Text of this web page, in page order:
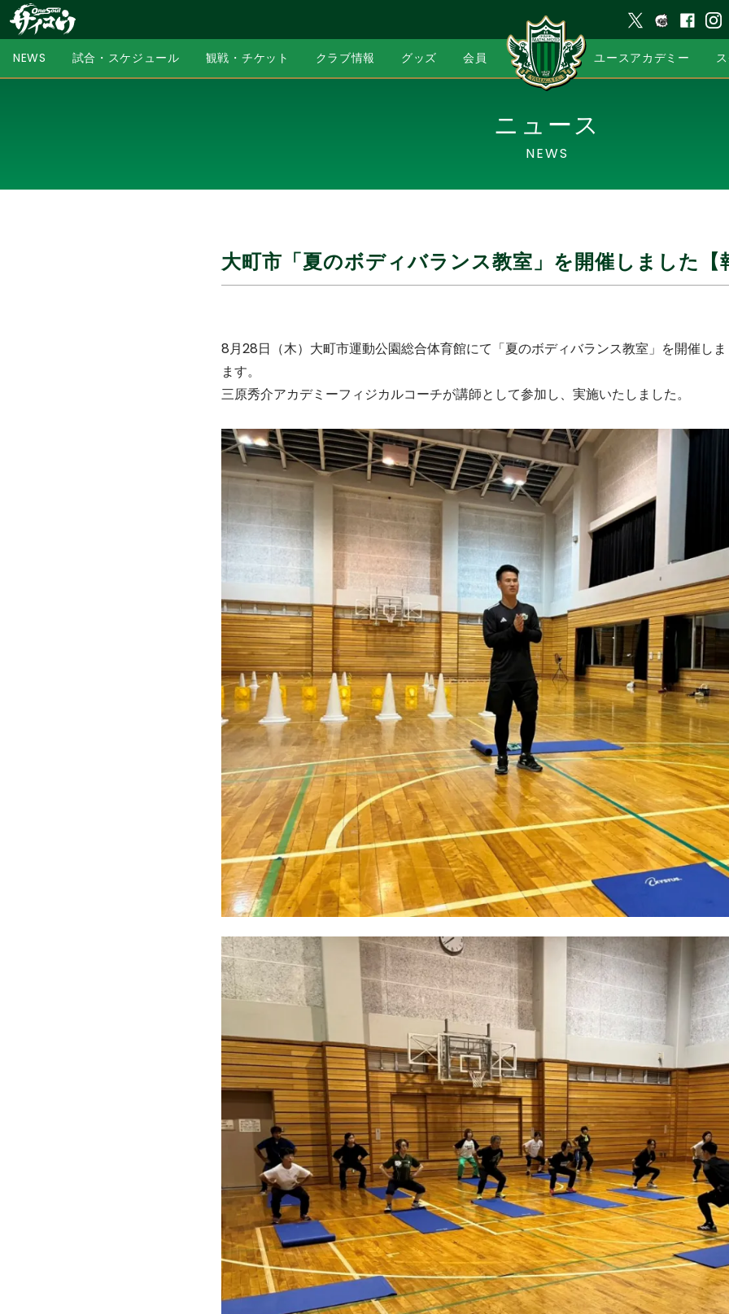
NEWS 試合・スケジュール 観戦・チケット クラブ情報 グッズ 会員 ユースアカデミー
ニュース
NEWS
大町市「夏のボディバランス教室」を開催しました【
8月28日（木）大町市運動公園総合体育館にて「夏のボディバランス教室」を開催し
ます。
三原秀介アカデミーフィジカルコーチが講師として参加し、実施いたしました。